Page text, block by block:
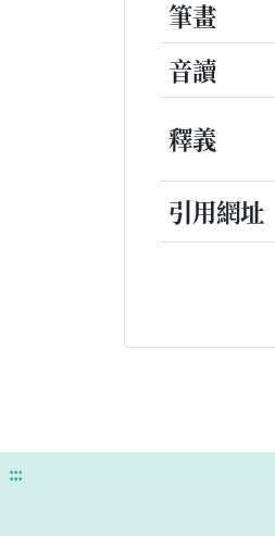
筆畫
音讀
釋義
引用網址
:::